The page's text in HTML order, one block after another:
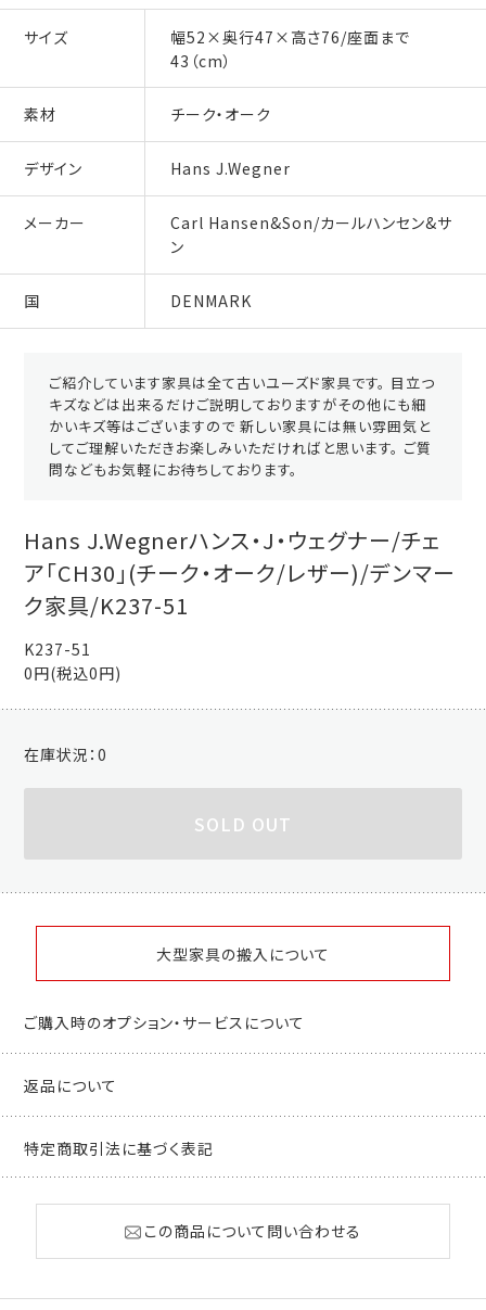
サイズ
幅52×奥行47×高さ76/座面まで
43（cm）
素材 チーク・オーク
デザイン Hans J.Wegner
メーカー
Carl Hansen&Son/カールハンセン&サ
ン
国 DENMARK
ご紹介しています家具は全て古いユーズド家具です。 目立つ
キズなどは出来るだけご説明しておりますがその他にも細
かいキズ等はございますので 新しい家具には無い雰囲気と
してご理解いただきお楽しみいただければと思います。 ご質
問などもお気軽にお待ちしております。
Hans J.Wegnerハンス・J・ウェグナー/チェ
ア「CH30」(チーク・オーク/レザー)/デンマー
ク家具/K237-51
K237-51
0円(税込0円)
在庫状況：0
SOLD OUT
大型家具の搬入について
ご購入時のオプション・サービスについて
返品について
特定商取引法に基づく表記
この商品について問い合わせる